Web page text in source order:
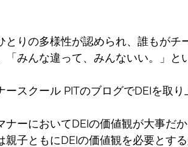
とりの多様性が認められ、誰もがチ
「みんな違って、みんないい。」と
ースクール PITのブログでDEIを取り
ーにおいてDEIの価値観が大事だ
子ともにDEIの価値観を必要とす